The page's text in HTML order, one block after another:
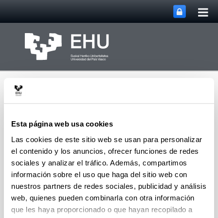
Esta página web usa cookies
Las cookies de este sitio web se usan para personalizar
el contenido y los anuncios, ofrecer funciones de redes
sociales y analizar el tráfico. Además, compartimos
información sobre el uso que haga del sitio web con
nuestros partners de redes sociales, publicidad y análisis
web, quienes pueden combinarla con otra información
que les haya proporcionado o que hayan recopilado a
biomat Menú Abrir/cerrar
Difusión